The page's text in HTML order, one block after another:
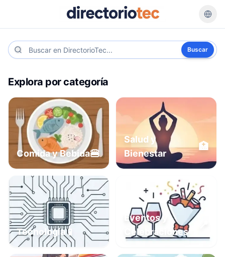
Buscar
Explora por categoría
Comida y Bebida🍔
Salud y
Bienestar
🏥
Tecnología📱
Eventos y
Celebraciones